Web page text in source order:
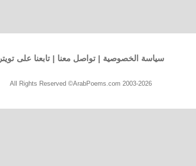
سياسة الخصوصية |تواصل معنا |تابعنا على تويتر
All Rights Reserved ©ArabPoems.com 2003-2026